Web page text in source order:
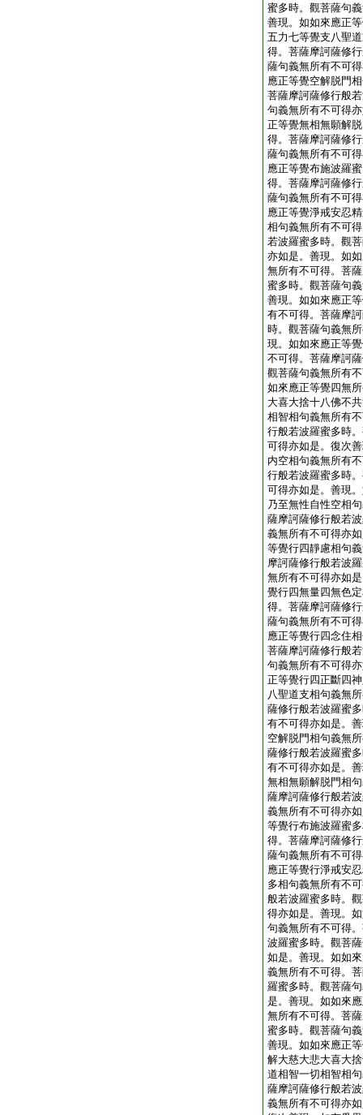
蜜多時。觀菩薩句
善現。如如來應正
五力七等覺支八聖
得。菩薩摩訶薩修
薩句義無所有不可
應正等覺空解脱門
菩薩摩訶薩修行般
句義無所有不可得
正等覺無相無願解
得。菩薩摩訶薩修
薩句義無所有不可
應正等覺布施波羅
得。菩薩摩訶薩修
薩句義無所有不可
應正等覺淨戒安忍
相句義無所有不可
若波羅蜜多時。觀
亦如是。善現。如
無所有不可得。菩
蜜多時。觀菩薩句
善現。如如來應正
有不可得。菩薩摩
時。觀菩薩句義無
現。如如來應正等
不可得。菩薩摩訶
觀菩薩句義無所有
如來應正等覺四無
大喜大捨十八佛不
相智相句義無所有
行般若波羅蜜多時
可得亦如是。復次
内空相句義無所有
行般若波羅蜜多時
可得亦如是。善現
乃至無性自性空相
薩摩訶薩修行般若
義無所有不可得亦
等覺行四靜慮相句
摩訶薩修行般若波
無所有不可得亦如
覺行四無量四無色
得。菩薩摩訶薩修
薩句義無所有不可
應正等覺行四念住
菩薩摩訶薩修行般
句義無所有不可得
正等覺行四正斷四
八聖道支相句義無
薩修行般若波羅蜜
有不可得亦如是。
空解脱門相句義無
薩修行般若波羅蜜
有不可得亦如是。
無相無願解脱門相
薩摩訶薩修行般若
義無所有不可得亦
等覺行布施波羅蜜
得。菩薩摩訶薩修
薩句義無所有不可
應正等覺行淨戒安
多相句義無所有不
般若波羅蜜多時。
得亦如是。善現。
句義無所有不可得
波羅蜜多時。觀菩
如是。善現。如如
義無所有不可得。
羅蜜多時。觀菩薩
是。善現。如如來
無所有不可得。菩
蜜多時。觀菩薩句
善現。如如來應正
解大慈大悲大喜大
道相智一切相智相
薩摩訶薩修行般若
義無所有不可得亦